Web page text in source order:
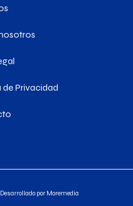
de Privacidad
Desarrollado por Moremedia